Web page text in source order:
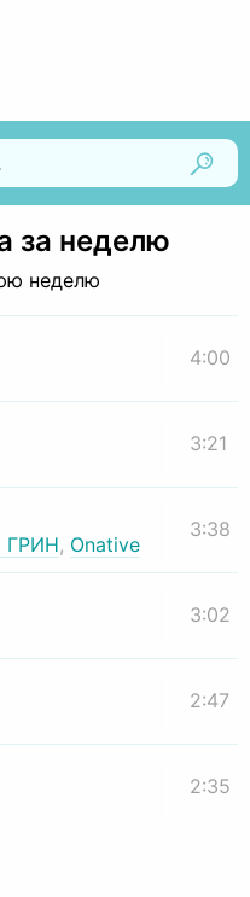
за неделю
неделю
4:00
3:21
ГРИН, Onative
3:38
3:02
2:47
2:35